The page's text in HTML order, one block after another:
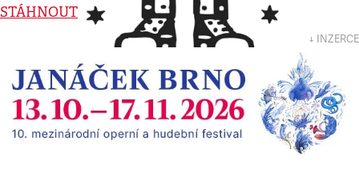
STÁHNOUT
↓ INZERCE